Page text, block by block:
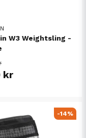
W3 Weightsling -
kr
-14%